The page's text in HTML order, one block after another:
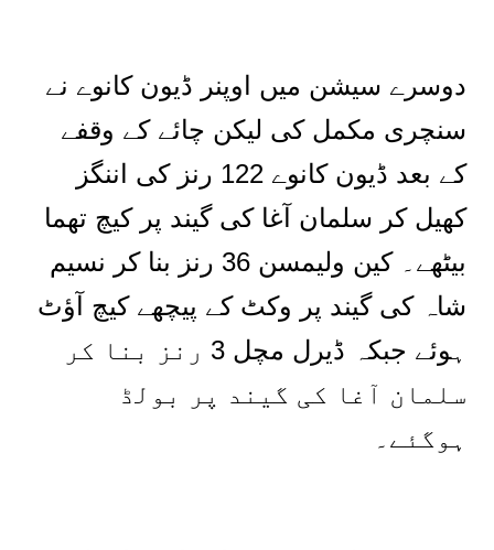
دوسرے سیشن میں اوپنر ڈیون کانوے نے
سنچری مکمل کی لیکن چائے کے وقفے
کے بعد ڈیون کانوے 122 رنز کی اننگز
کھیل کر سلمان آغا کی گیند پر کیچ تھما
بیٹھے۔ کین ولیمسن 36 رنز بنا کر نسیم
شاہ کی گیند پر وکٹ کے پیچھے کیچ آؤٹ
ہوئے جبکہ ڈیرل مچل 3 رنز بنا کر
سلمان آغا کی گیند پر بولڈ
ہوگئے۔